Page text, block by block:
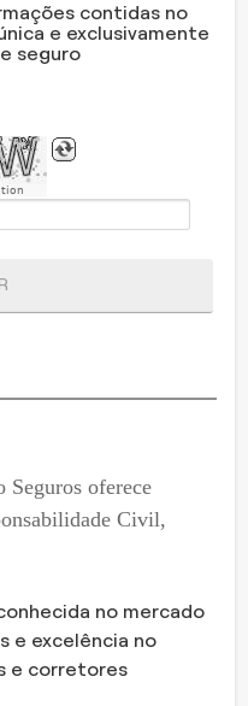
contidas no
e exclusivamente
seguro
Seguros oferece
Civil,
no mercado
e excelência no
e corretores